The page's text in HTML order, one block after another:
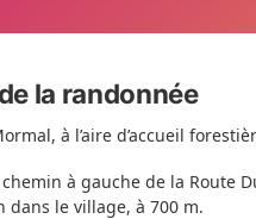
la randonnée
à l’aire d’accueil
à gauche de la Route
dans le village, à 700 m.